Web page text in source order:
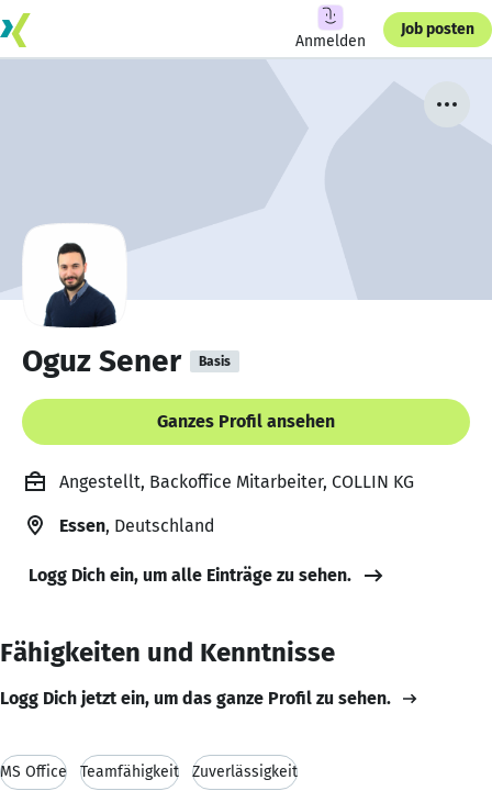
Anmelden
Job posten
Oguz Sener Basis
Ganzes Profil ansehen
Angestellt, Backoffice Mitarbeiter, COLLIN KG
Essen, Deutschland
Logg Dich ein, um alle Einträge zu sehen.
Fähigkeiten und Kenntnisse
Logg Dich jetzt ein, um das ganze Profil zu sehen.
MS Office Teamfähigkeit Zuverlässigkeit